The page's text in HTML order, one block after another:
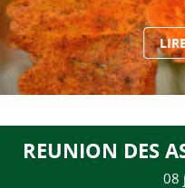
REUNION DES
08